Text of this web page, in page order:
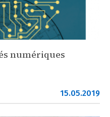
numériques
15.05.2019